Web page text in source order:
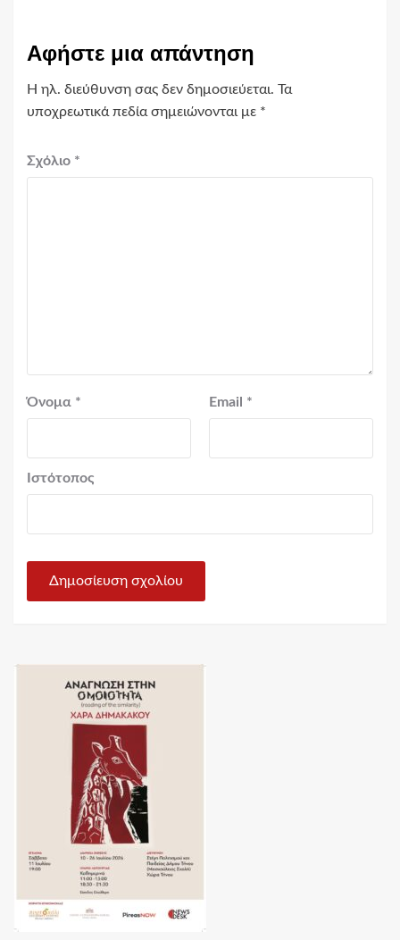
Αφήστε μια απάντηση
Η ηλ. διεύθυνση σας δεν δημοσιεύεται. Τα
υποχρεωτικά πεδία σημειώνονται με *
Σχόλιο *
Όνομα * Email *
Ιστότοπος